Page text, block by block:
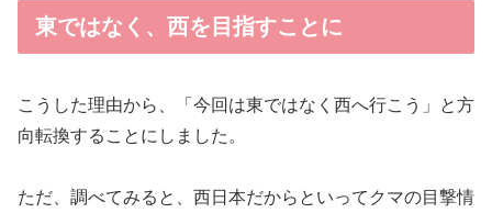
東ではなく、西を目指すことに
こうした理由から、「今回は東ではなく西へ行こう」と方
向転換することにしました。
ただ、調べてみると、西日本だからといってクマの目撃情